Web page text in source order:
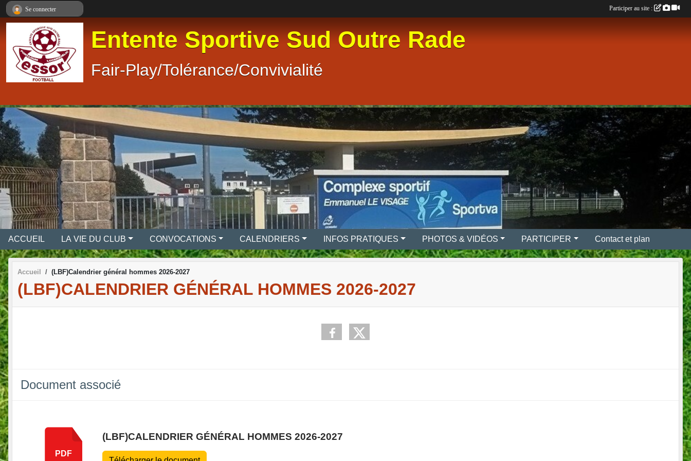
Entente Sportive Sud Outre Rade
Fair-Play/Tolérance/Convivialité
ACCUEIL LA VIE DU CLUB CONVOCATIONS CALENDRIERS INFOS PRATIQUES PHOTOS & VIDÉOS PARTICIPER Contact et plan
Accueil (LBF)Calendrier général hommes 2026-2027
(LBF)CALENDRIER GÉNÉRAL HOMMES 2026-2027
Document associé
PDF
(LBF)CALENDRIER GÉNÉRAL HOMMES 2026-2027
Se connecter Participer au site :
Panneau de gestion des cookies